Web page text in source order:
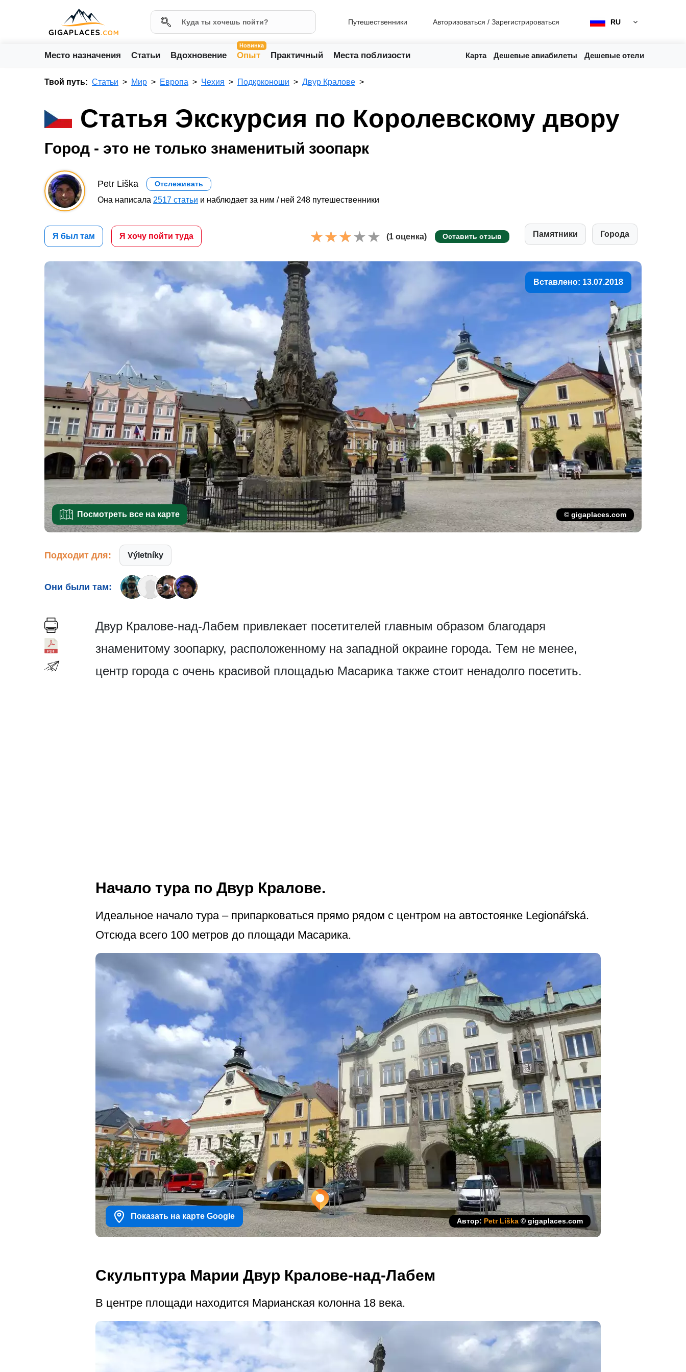
Путешественники Авторизоваться / Зарегистрироваться RU
Место назначения Статьи Вдохновение
Новинка
Опыт Практичный Места поблизости Карта Дешевые авиабилеты Дешевые отели
Твой путь: Статьи Мир Европа Чехия Подкрконоши Двур Кралове
Статья Экскурсия по Королевскому двору
Город - это не только знаменитый зоопарк
Petr Liška Отслеживать
Она написала 2517 статьи и наблюдает за ним / ней 248 путешественники
Я был там Я хочу пойти туда (1 оценка) Оставить отзыв Памятники Города
Вставлено: 13.07.2018
Посмотреть все на карте © gigaplaces.com
Подходит для: Výletníky
Они были там:
Двур Кралове-над-Лабем привлекает посетителей главным образом благодаря
знаменитому зоопарку, расположенному на западной окраине города. Тем не менее,
центр города с очень красивой площадью Масарика также стоит ненадолго посетить.
Начало тура по Двур Кралове.
Идеальное начало тура – припарковаться прямо рядом с центром на автостоянке Legionářská.
Отсюда всего 100 метров до площади Масарика.
Показать на карте Google
Автор: Petr Liška © gigaplaces.com
Скульптура Марии Двур Кралове-над-Лабем
В центре площади находится Марианская колонна 18 века.